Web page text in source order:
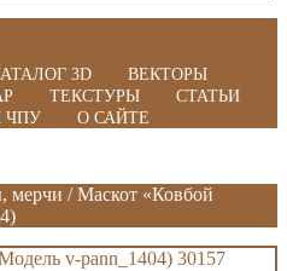
3D
ВЕКТОРЫ
ТЕКСТУРЫ
СТАТЬИ
ЧПУ
О САЙТЕ
мерчи /Маскот «Ковбой